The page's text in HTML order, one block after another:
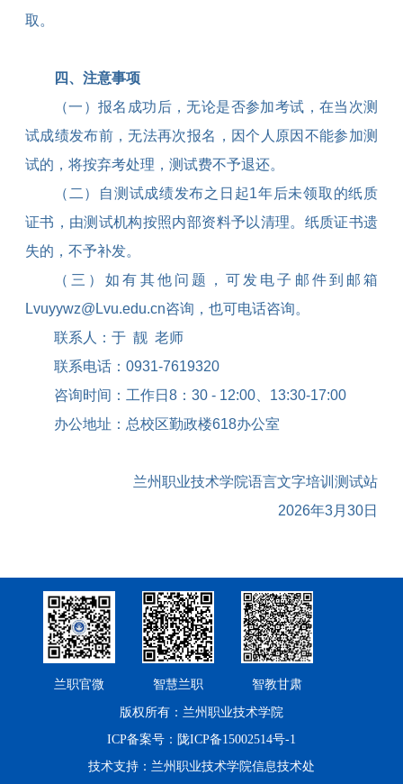
取。
四、注意事项
（一）报名成功后，无论是否参加考试，在当次测
试成绩发布前，无法再次报名，因个人原因不能参加测
试的，将按弃考处理，测试费不予退还。
（二）自测试成绩发布之日起1年后未领取的纸质
证书，由测试机构按照内部资料予以清理。纸质证书遗
失的，不予补发。
（三）如有其他问题，可发电子邮件到邮箱
Lvuyywz@Lvu.edu.cn咨询，也可电话咨询。
联系人：于 靓 老师
联系电话： 0931-7619320
咨询时间：工作日 8： 30 - 12:00、 13:30-17:00
办公地址：总校区勤政楼618办公室
兰州职业技术学院语言文字培训测试站
2026年3月30日
兰职官微 智慧兰职 智教甘肃
版权所有：兰州职业技术学院
ICP备案号：陇ICP备15002514号-1
技术支持：兰州职业技术学院信息技术处